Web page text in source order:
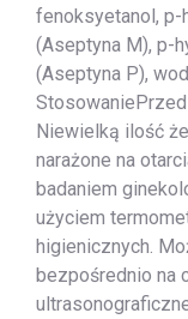
fenoksyetanol,
(Aseptyna M), p-
(Aseptyna P),
StosowaniePrzed
Niewielką ilość
narażone na
badaniem
użyciem
higienicznych.
bezpośrednio na